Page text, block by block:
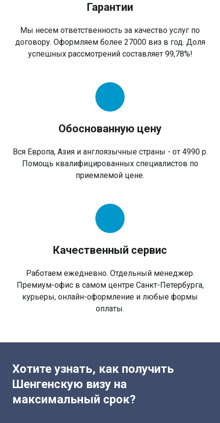
Гарантии
Мы несем ответственность за качество услуг по
договору. Оформляем более 27000 виз в год. Доля
успешных рассмотрений составляет 99,78%!
Обоснованную цену
Вся Европа, Азия и англоязычные страны - от 4990 р.
Помощь квалифицированных специалистов по
приемлемой цене.
Качественный сервис
Работаем ежедневно. Отдельный менеджер.
Премиум-офис в самом центре Санкт-Петербурга,
курьеры, онлайн-оформление и любые формы
оплаты.
Хотите узнать, как получить
Шенгенскую визу на
максимальный срок?